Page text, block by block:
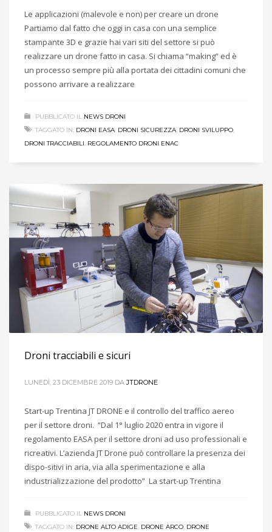
Le applicazioni (malevole e non) per creare un drone
Partiamo dal fatto che oggi in casa con una semplice
stampante 3D e grazie hai vari siti del settore si può
realizzare un drone fatto in casa. Si chiama “making” ed è
un processo sempre più alla portata dei cittadini comuni che
possono arrivare a realizzare
PUBBLICATO IL NEWS DRONI
TAGGATO IN: DRONI EASA, DRONI SICUREZZA, DRONI SVILUPPO,
DRONI TRACCIABILI, REGOLAMENTO DRONI ENAC
Droni tracciabili e sicuri
LUNEDÌ, 23 DICEMBRE 2019 DAJTDRONE
Start-up Trentina JT DRONE e il controllo del traffico aereo
per il settore droni. “Dal 1° luglio 2020 entra in vigore il
regolamento EASA per il settore droni ad uso professionali e
ricreativi. L’azienda JT Drone può controllare la presenza dei
dispo-sitivi in aria, via alla sperimentazione e alla
industrializzazione del prodotto” La start-up Trentina
PUBBLICATO IL NEWS DRONI
TAGGATO IN: DRONE ALTO ADIGE, DRONE ARCO, DRONE